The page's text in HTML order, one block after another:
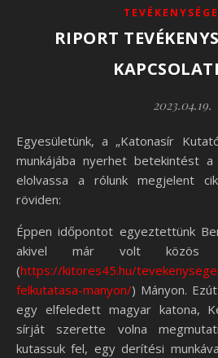
RIPORT
2023.04.19.
Egyesületünk, a „Katonasír Kutató és Ápoló Egyesület”
munkájába nyerhet betekintést
elolvassa a rólunk megjelent
röviden:
Éppen időpontot egyeztettünk
akivel már volt közös
(https://kitores45.hu/
felkutatasa-manyon/) Mányon.
egy elfeledett magyar katona,
sírját szerette volna
kutassuk fel, egy derítési